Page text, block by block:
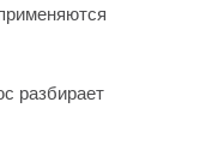
разбирает